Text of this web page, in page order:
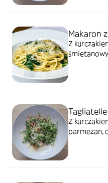
Makaron
Z
Tagliatelle
Z
parmezan,